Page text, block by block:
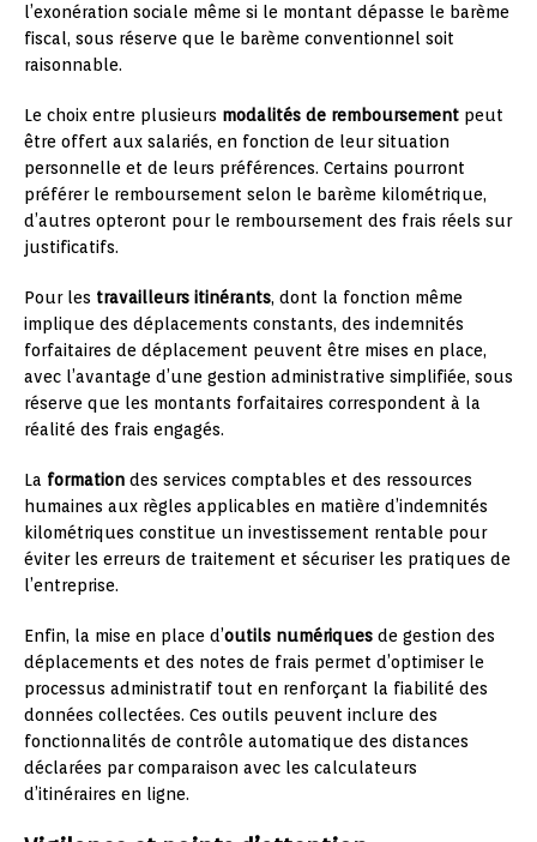
l’exonération sociale même si le montant dépasse le barème
fiscal, sous réserve que le barème conventionnel soit
raisonnable.
Le choix entre plusieurs modalités de remboursement peut
être offert aux salariés, en fonction de leur situation
personnelle et de leurs préférences. Certains pourront
préférer le remboursement selon le barème kilométrique,
d’autres opteront pour le remboursement des frais réels sur
justificatifs.
Pour les travailleurs itinérants, dont la fonction même
implique des déplacements constants, des indemnités
forfaitaires de déplacement peuvent être mises en place,
avec l’avantage d’une gestion administrative simplifiée, sous
réserve que les montants forfaitaires correspondent à la
réalité des frais engagés.
La formation des services comptables et des ressources
humaines aux règles applicables en matière d’indemnités
kilométriques constitue un investissement rentable pour
éviter les erreurs de traitement et sécuriser les pratiques de
l’entreprise.
Enfin, la mise en place d’outils numériques de gestion des
déplacements et des notes de frais permet d’optimiser le
processus administratif tout en renforçant la fiabilité des
données collectées. Ces outils peuvent inclure des
fonctionnalités de contrôle automatique des distances
déclarées par comparaison avec les calculateurs
d’itinéraires en ligne.